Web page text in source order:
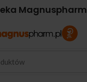
Magnuspharm